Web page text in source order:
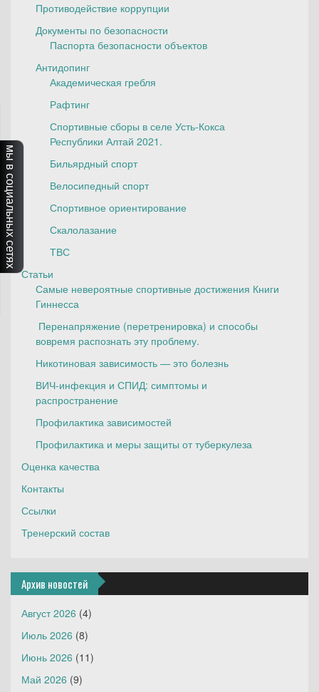
Противодействие коррупции
Документы по безопасности
Паспорта безопасности объектов
Антидопинг
Академическая гребля
Рафтинг
Спортивные сборы в селе Усть-Кокса
Республики Алтай 2021.
Бильярдный спорт
Велосипедный спорт
Спортивное ориентирование
Скалолазание
ТВС
Статьи
Самые невероятные спортивные достижения Книги
Гиннесса
Перенапряжение (перетренировка) и способы
вовремя распознать эту проблему.
Никотиновая зависимость — это болезнь
ВИЧ-инфекция и СПИД: симптомы и
распространение
Профилактика зависимостей
Профилактика и меры защиты от туберкулеза
Оценка качества
Контакты
Ссылки
Тренерский состав
Архив новостей
Август 2026 (4)
Июль 2026 (8)
Июнь 2026 (11)
Май 2026 (9)
мы в социальных сетях